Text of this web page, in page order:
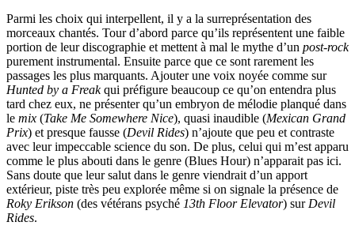
Parmi les choix qui interpellent, il y a la surreprésentation des
morceaux chantés. Tour d’abord parce qu’ils représentent une faible
portion de leur discographie et mettent à mal le mythe d’un post-rock
purement instrumental. Ensuite parce que ce sont rarement les
passages les plus marquants. Ajouter une voix noyée comme sur
Hunted by a Freakqui préfigure beaucoup ce qu’on entendra plus
tard chez eux, ne présenter qu’un embryon de mélodie planqué dans
le mix (Take Me Somewhere Nice), quasi inaudible (Mexican Grand
Prix) et presque fausse (Devil Rides) n’ajoute que peu et contraste
avec leur impeccable science du son. De plus, celui qui m’est apparu
comme le plus abouti dans le genre (Blues Hour) n’apparait pas ici.
Sans doute que leur salut dans le genre viendrait d’un apport
extérieur, piste très peu explorée même si on signale la présence de
Roky Erikson (des vétérans psyché 13th Floor Elevator) sur Devil
Rides.